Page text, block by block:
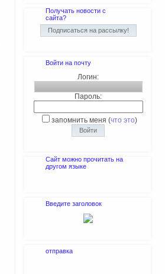
Получать новости с
сайта?
Войти на почту
Логин:
Пароль:
запомнить меня (что это)
Сайт можно прочитать на
другом языке
Введите заголовок
отправка